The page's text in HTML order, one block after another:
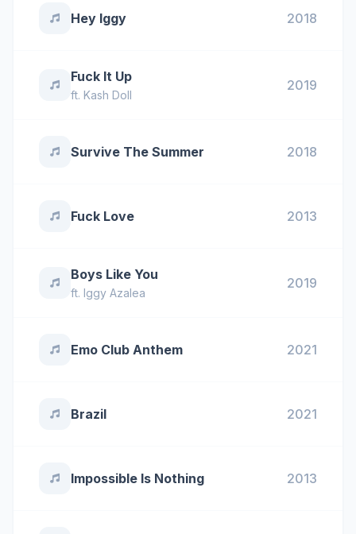
Hey Iggy 2018
Fuck It Up
ft. Kash Doll
2019
Survive The Summer 2018
Fuck Love 2013
Boys Like You
ft. Iggy Azalea
2019
Emo Club Anthem 2021
Brazil 2021
Impossible Is Nothing 2013